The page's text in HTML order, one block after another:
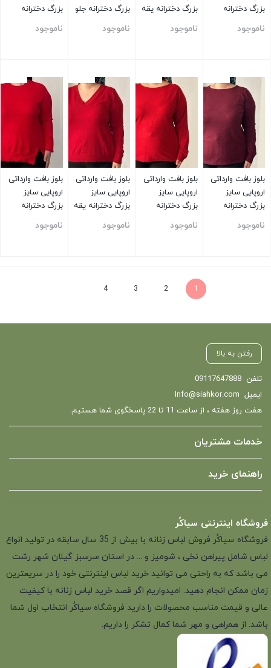
بزرگ دخترانه
ناموجود
بزرگ دخترانه یقه
ناموجود
بزرگ دخترانه جلو
ناموجود
بزرگ دخترانه
ساده زرشکی
ناموجود
بلوز بافت وارداتی
اروپایی سایز
بزرگ دخترانه
ناموجود
بلوز بافت وارداتی
اروپایی سایز
بزرگ دخترانه
ناموجود
بلوز بافت وارداتی
اروپایی سایز
بزرگ دخترانه یقه
ناموجود
بلوز بافت وارداتی
اروپایی سایز
بزرگ دخترانه
ناموجود
1
2
3
4
رفتن به بالا
تلفن 09117647888
ایمیل Info@siahkor.com
هفت روز هفته ، از ساعت 11 تا 22 پاسخگوی شما هستیم.
خدمات مشتریان
راهنمای خرید
فروشگاه اینترنتی سیاکُر
فروشگاه سیاکُر فروش لباس زنانه با بیش از 35 سال سابقه در تولید انواع
لباس شامل پیراهن نخی ، شومیز و ... در استان سرسبز گیلان شهر رشت
می باشد که به راحتی می توانید خرید لباس اینترنتی خود را در سریعترین
زمان ممکن انجام دهید. امیدواریم اگر قصد خرید لباس زنانه با کیفیت
عالی و قیمت مناسب محصولات را دارید فروشگاه سیاکُر انتخاب اول شما
باشد. از همراهی و مهر شما کمال تشکر را داریم.